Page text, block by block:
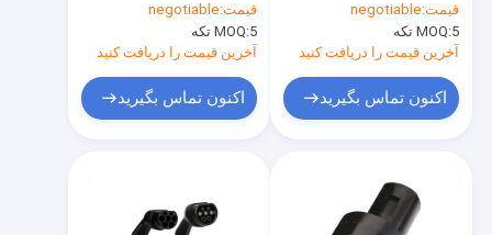
محصولات
250 ولت
قیمت:negotiable
MOQ:5 تکه
آخرین قیمت را دریافت کنید
اکنون تماس بگیرید
الکتریکی 5M
قیمت:negotiable
MOQ:5 تکه
آخرین قیمت را دریافت کنید
اکنون تماس بگیرید